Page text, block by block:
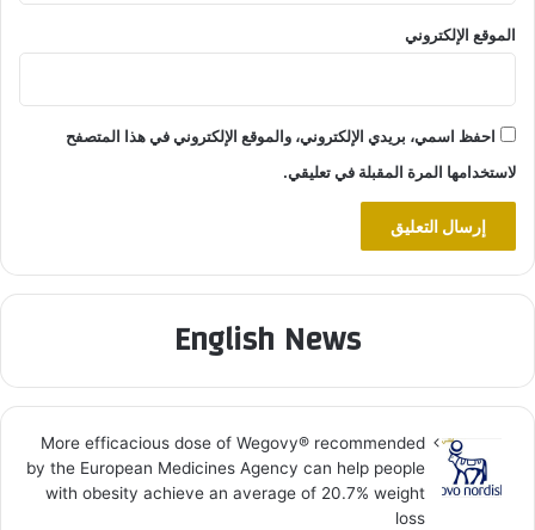
الموقع الإلكتروني
احفظ اسمي، بريدي الإلكتروني، والموقع الإلكتروني في هذا المتصفح
لاستخدامها المرة المقبلة في تعليقي.
English News
More efficacious dose of Wegovy®️ recommended
by the European Medicines Agency can help people
with obesity achieve an average of 20.7% weight
loss